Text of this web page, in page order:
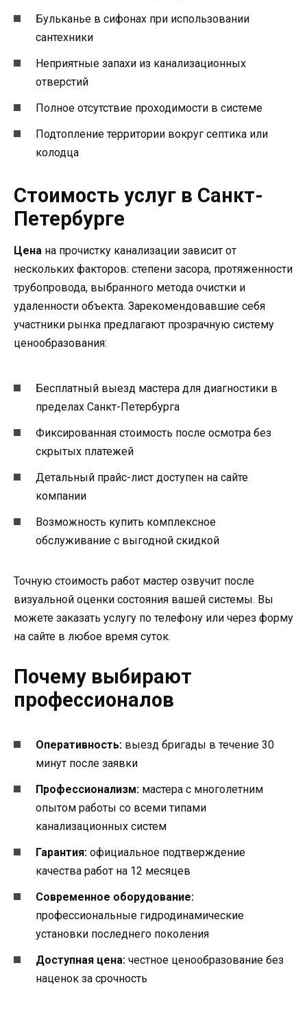
Бульканье в сифонах при использовании
сантехники
Неприятные запахи из канализационных
отверстий
Полное отсутствие проходимости в системе
Подтопление территории вокруг септика или
колодца
Стоимость услуг в Санкт-
Петербурге
Цена на прочистку канализации зависит от
нескольких факторов: степени засора, протяженности
трубопровода, выбранного метода очистки и
удаленности объекта. Зарекомендовавшие себя
участники рынка предлагают прозрачную систему
ценообразования:
Бесплатный выезд мастера для диагностики в
пределах Санкт-Петербурга
Фиксированная стоимость после осмотра без
скрытых платежей
Детальный прайс-лист доступен на сайте
компании
Возможность купить комплексное
обслуживание с выгодной скидкой
Точную стоимость работ мастер озвучит после
визуальной оценки состояния вашей системы. Вы
можете заказать услугу по телефону или через форму
на сайте в любое время суток.
Почему выбирают
профессионалов
Оперативность: выезд бригады в течение 30
минут после заявки
Профессионализм: мастера с многолетним
опытом работы со всеми типами
канализационных систем
Гарантия: официальное подтверждение
качества работ на 12 месяцев
Современное оборудование:
профессиональные гидродинамические
установки последнего поколения
Доступная цена: честное ценообразование без
наценок за срочность